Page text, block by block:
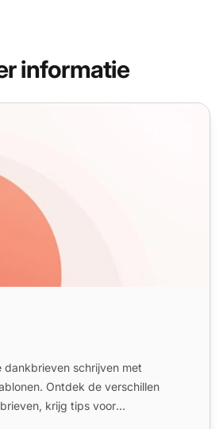
informatie
dankbrieven schrijven met
Ontdek de verschillen
krijg tips voor